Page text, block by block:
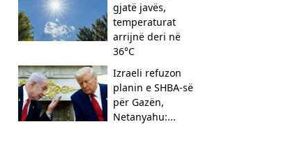
gjatë javës,
temperaturat
arrijnë deri në
36°C
Izraeli refuzon
planin e SHBA-së
për Gazën,
Netanyahu:...